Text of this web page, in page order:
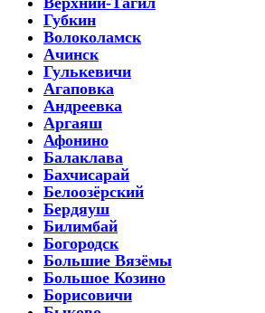
Губкин
Волоколамск
Ачинск
Гулькевичи
Агаповка
Андреевка
Аргаяш
Афонино
Балаклава
Бахчисарай
Белоозёрский
Бердяуш
Билимбай
Богородск
Большие Вязёмы
Большое Козино
Борисовичи